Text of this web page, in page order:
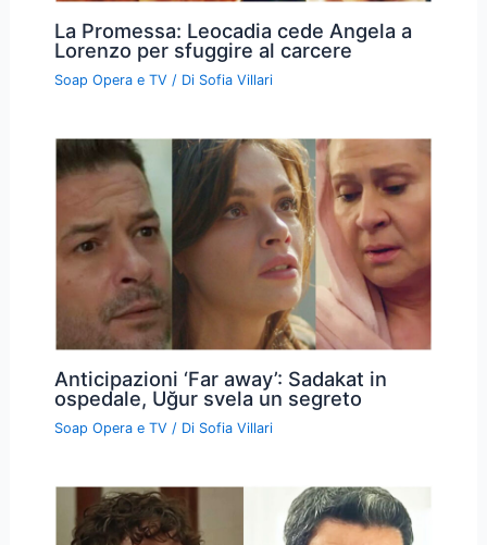
La Promessa: Leocadia cede Angela a
Lorenzo per sfuggire al carcere
Soap Opera e TV / Di Sofia Villari
Anticipazioni ‘Far away’: Sadakat in
ospedale, Uğur svela un segreto
Soap Opera e TV / Di Sofia Villari